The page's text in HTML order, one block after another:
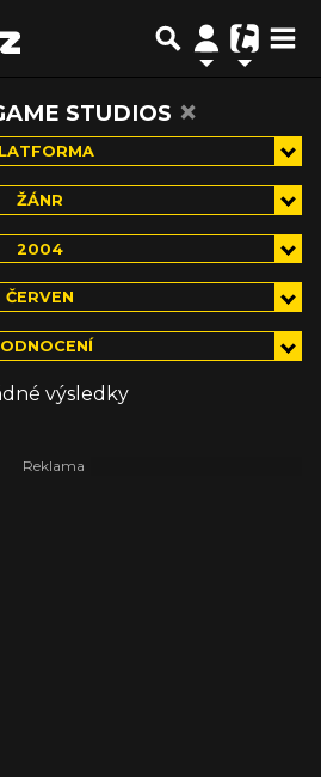
STUDIOS ×
ŽÁNR
2004
ČERVEN
výsledky